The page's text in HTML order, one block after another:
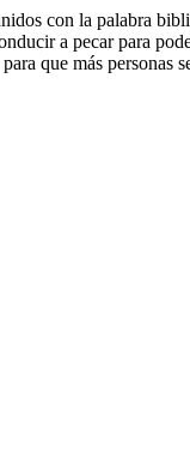
con la palabra
a pecar para
que más